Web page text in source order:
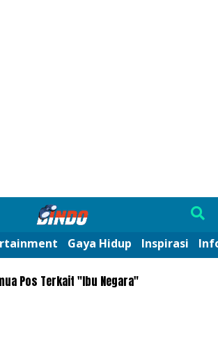
Gaya Hidup Inspirasi
Pos Terkait "Ibu Negara"